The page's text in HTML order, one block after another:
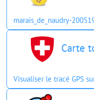
marais_de_naudry-
Carte
Visualiser le tracé GPS